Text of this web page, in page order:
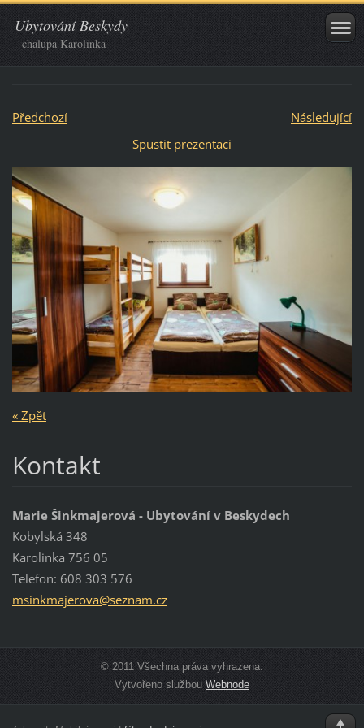
Ubytování Beskydy
- chalupa Karolinka
Předchozí
Následující
Spustit prezentaci
« Zpět
Kontakt
Marie Šinkmajerová - Ubytování v Beskydech
Kobylská 348
Karolinka 756 05
Telefon: 608 303 576
msinkmajerova@seznam.cz
© 2011 Všechna práva vyhrazena.
Vytvořeno službou Webnode